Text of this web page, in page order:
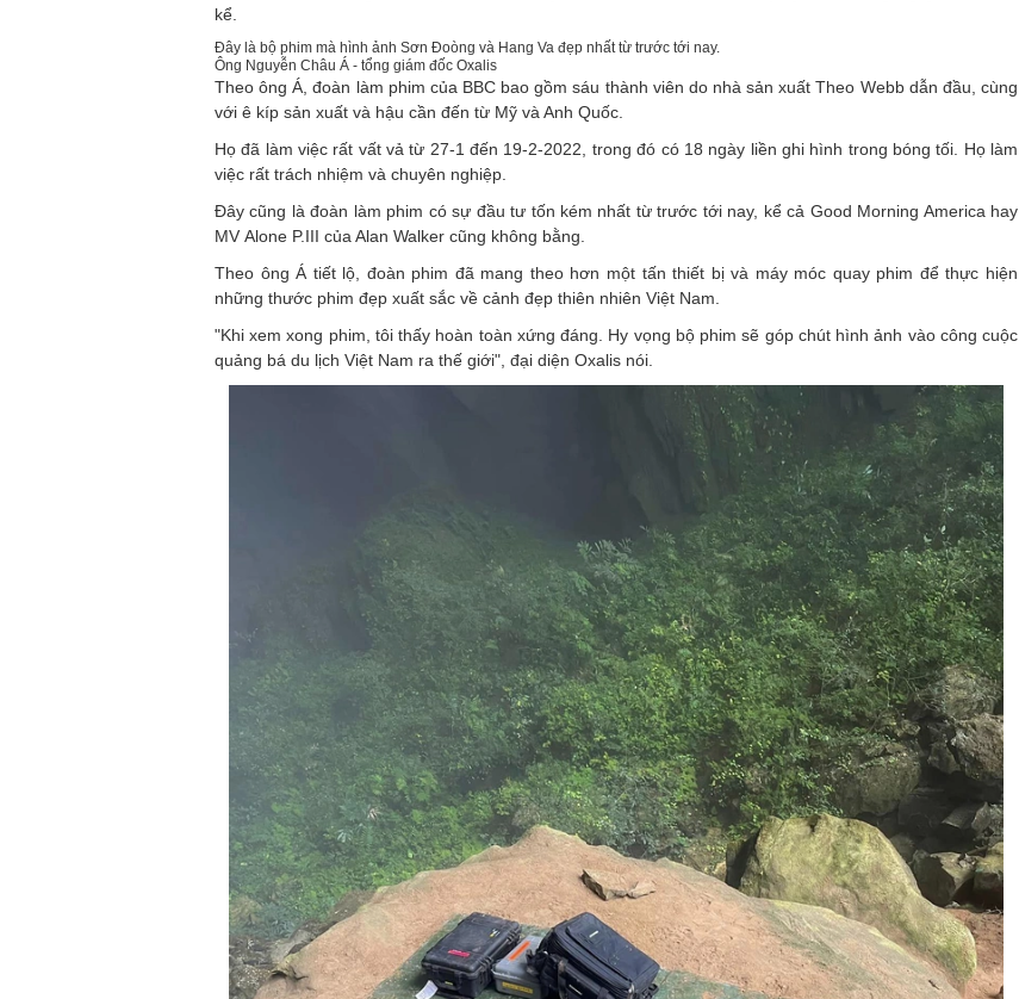
kể.
Đây là bộ phim mà hình ảnh Sơn Đoòng và Hang Va đẹp nhất từ trước tới nay.
Ông Nguyễn Châu Á - tổng giám đốc Oxalis
Theo ông Á, đoàn làm phim của BBC bao gồm sáu thành viên do nhà sản xuất Theo Webb dẫn đầu, cùng
với ê kíp sản xuất và hậu cần đến từ Mỹ và Anh Quốc.
Họ đã làm việc rất vất vả từ 27-1 đến 19-2-2022, trong đó có 18 ngày liền ghi hình trong bóng tối. Họ làm
việc rất trách nhiệm và chuyên nghiệp.
Đây cũng là đoàn làm phim có sự đầu tư tốn kém nhất từ trước tới nay, kể cả Good Morning America hay
MV Alone P.III của Alan Walker cũng không bằng.
Theo ông Á tiết lộ, đoàn phim đã mang theo hơn một tấn thiết bị và máy móc quay phim để thực hiện
những thước phim đẹp xuất sắc về cảnh đẹp thiên nhiên Việt Nam.
"Khi xem xong phim, tôi thấy hoàn toàn xứng đáng. Hy vọng bộ phim sẽ góp chút hình ảnh vào công cuộc
quảng bá du lịch Việt Nam ra thế giới", đại diện Oxalis nói.